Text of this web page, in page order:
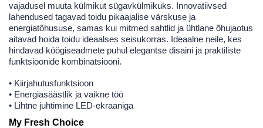
vajadusel muuta külmikut sügavkülmikuks. Innovatiivsed
lahendused tagavad toidu pikaajalise värskuse ja
energiatõhususe, samas kui mitmed sahtlid ja ühtlane õhujaotus
aitavad hoida toidu ideaalses seisukorras. Ideaalne neile, kes
hindavad köögiseadmete puhul elegantse disaini ja praktiliste
funktsioonide kombinatsiooni.
• Kiirjahutusfunktsioon
• Energiasäästlik ja vaikne töö
• Lihtne juhtimine LED-ekraaniga
My Fresh Choice